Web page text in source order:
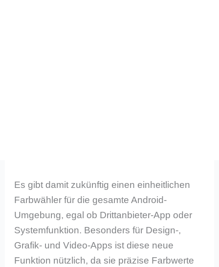
Es gibt damit zukünftig einen einheitlichen
Farbwähler für die gesamte Android-
Umgebung, egal ob Drittanbieter-App oder
Systemfunktion. Besonders für Design-,
Grafik- und Video-Apps ist diese neue
Funktion nützlich, da sie präzise Farbwerte